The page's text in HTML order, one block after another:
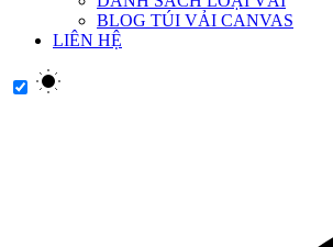
BLOG TÚI VẢI CANVAS
LIÊN HỆ